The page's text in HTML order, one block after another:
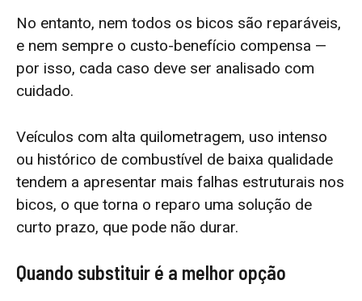
No entanto, nem todos os bicos são reparáveis,
e nem sempre o custo-benefício compensa —
por isso, cada caso deve ser analisado com
cuidado.
Veículos com alta quilometragem, uso intenso
ou histórico de combustível de baixa qualidade
tendem a apresentar mais falhas estruturais nos
bicos, o que torna o reparo uma solução de
curto prazo, que pode não durar.
Quando substituir é a melhor opção